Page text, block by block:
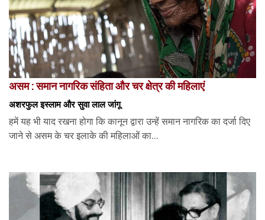
असम : समान नागरिक संहिता और चर क्षेत्र की महिलाएं
अशरफुल इस्लाम और सुवा लाल जांगू
हमें यह भी याद रखना होगा कि कानून द्वारा उन्हें समान नागरिक का दर्जा दिए
जाने से असम के चर इलाके की महिलाओं का...